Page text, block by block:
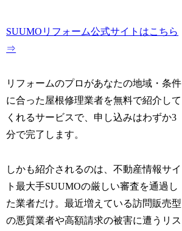
SUUMOリフォーム公式サイトはこちら
⇒
リフォームのプロがあなたの地域・条件
に合った屋根修理業者を無料で紹介して
くれるサービスで、申し込みはわずか3
分で完了します。
しかも紹介されるのは、不動産情報サイ
ト最大手SUUMOの厳しい審査を通過し
た業者だけ。最近増えている訪問販売型
の悪質業者や高額請求の被害に遭うリス